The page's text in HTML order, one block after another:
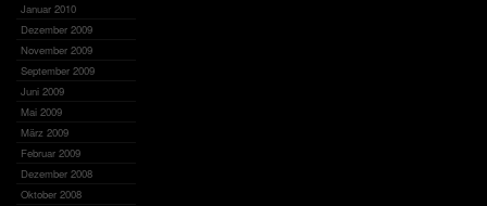
Januar 2010
Dezember 2009
November 2009
September 2009
Juni 2009
Mai 2009
März 2009
Februar 2009
Dezember 2008
Oktober 2008